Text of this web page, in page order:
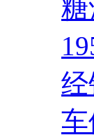
糖
经